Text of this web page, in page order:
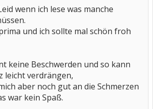
wenn ich lese was manche
und ich sollte mal schön froh
keine Beschwerden und so kann
leicht verdrängen,
aber noch gut an die Schmerzen
war kein Spaß.